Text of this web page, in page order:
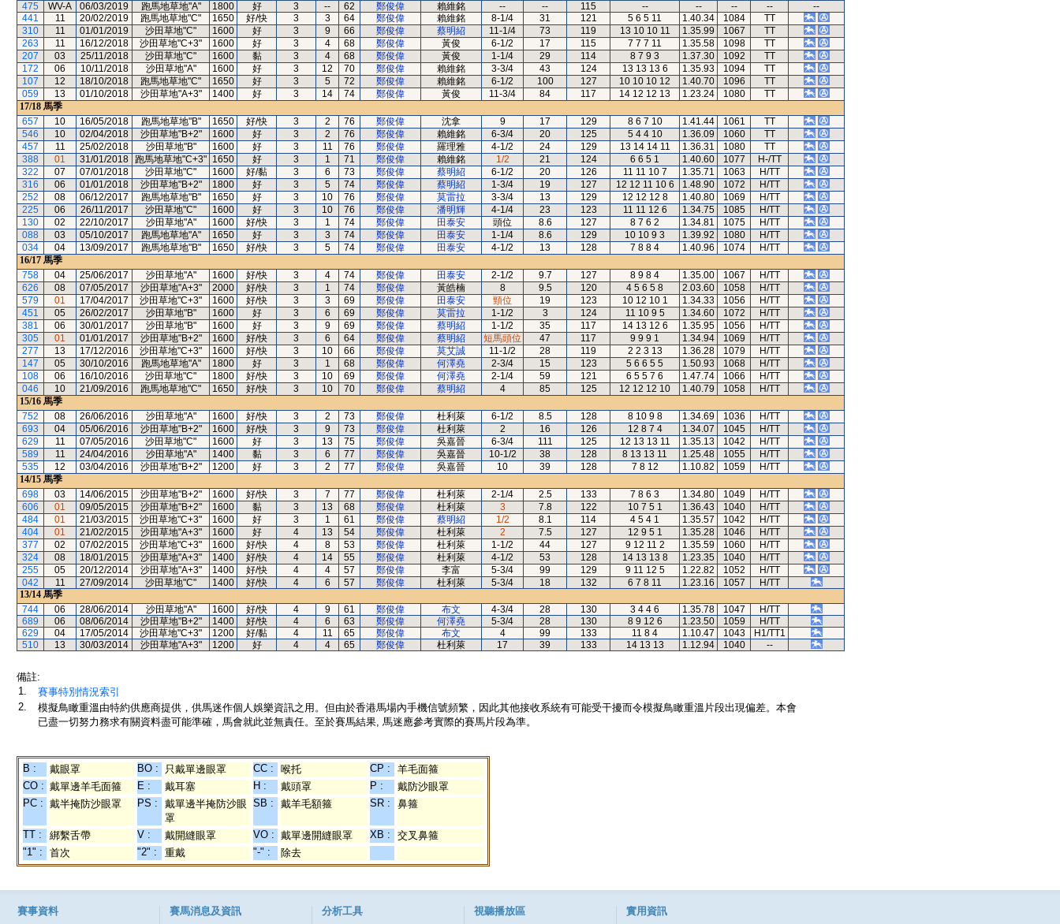
475
WV-A 06/03/2019 跑馬地草地"A" 1800 好 3 -- 62 鄭俊偉 賴維銘 -- -- 115 -- -- -- --
--
441
11 20/02/2019 跑馬地草地"C" 1650 好/快 3 3 64 鄭俊偉 賴維銘 8-1/4 31 121 5 6 5 11 1.40.34 1084
TT
310
11 01/01/2019 沙田草地"C" 1600 好 3 9 66 鄭俊偉 蔡明紹 11-1/4 73 119 13 10 10 11 1.35.99 1067
TT
263
11 16/12/2018 沙田草地"C+3" 1600 好 3 4 68 鄭俊偉 黃俊 6-1/2 17 115 7 7 7 11 1.35.58 1098
TT
207
03 25/11/2018 沙田草地"C" 1600 黏 3 4 68 鄭俊偉 黃俊 1-1/4 29 114 8 7 9 3 1.37.30 1092
TT
172
06 10/11/2018 沙田草地"A" 1600 好 3 12 70 鄭俊偉 賴維銘 3-3/4 43 124 13 13 13 6 1.35.93 1094
TT
107
12 18/10/2018 跑馬地草地"C" 1650 好 3 5 72 鄭俊偉 賴維銘 6-1/2 100 127 10 10 10 12 1.40.70 1096
TT
059
13 01/10/2018 沙田草地"A+3" 1400 好 3 14 74 鄭俊偉 黃俊 11-3/4 84 117 14 12 12 13 1.23.24 1080
TT
17/18 馬季
657
10 16/05/2018 跑馬地草地"B" 1650 好/快 3 2 76 鄭俊偉 沈拿 9 17 129 8 6 7 10 1.41.44 1061
TT
546
10 02/04/2018 沙田草地"B+2" 1600 好 3 2 76 鄭俊偉 賴維銘 6-3/4 20 125 5 4 4 10 1.36.09 1060
TT
457
11 25/02/2018 沙田草地"B" 1600 好 3 11 76 鄭俊偉 羅理雅 4-1/2 24 129 13 14 14 11 1.36.31 1080
TT
388
01 31/01/2018 跑馬地草地"C+3" 1650 好 3 1 71 鄭俊偉 賴維銘 1/2 21 124 6 6 5 1 1.40.60 1077
H-/TT
322
07 07/01/2018 沙田草地"C" 1600 好/黏 3 6 73 鄭俊偉 蔡明紹 6-1/2 20 126 11 11 10 7 1.35.71 1063
H/TT
316
06 01/01/2018 沙田草地"B+2" 1800 好 3 5 74 鄭俊偉 蔡明紹 1-3/4 19 127 12 12 11 10 6 1.48.90 1072
H/TT
252
08 06/12/2017 跑馬地草地"B" 1650 好 3 10 76 鄭俊偉 莫雷拉 3-3/4 13 129 12 12 12 8 1.40.80 1069
H/TT
225
06 26/11/2017 沙田草地"C" 1600 好 3 10 76 鄭俊偉 潘明輝 4-1/4 23 123 11 11 12 6 1.34.75 1085
H/TT
130
02 22/10/2017 沙田草地"A" 1600 好/快 3 1 74 鄭俊偉 田泰安 頭位 8.6 127 8 7 6 2 1.34.81 1075
H/TT
088
03 05/10/2017 跑馬地草地"A" 1650 好 3 3 74 鄭俊偉 田泰安 1-1/4 8.6 129 10 10 9 3 1.39.92 1080
H/TT
034
04 13/09/2017 跑馬地草地"B" 1650 好/快 3 5 74 鄭俊偉 田泰安 4-1/2 13 128 7 8 8 4 1.40.96 1074
H/TT
16/17 馬季
758
04 25/06/2017 沙田草地"A" 1600 好/快 3 4 74 鄭俊偉 田泰安 2-1/2 9.7 127 8 9 8 4 1.35.00 1067
H/TT
626
08 07/05/2017 沙田草地"A+3" 2000 好/快 3 1 74 鄭俊偉 黃皓楠 8 9.5 120 4 5 6 5 8 2.03.60 1058
H/TT
579
01 17/04/2017 沙田草地"C+3" 1600 好/快 3 3 69 鄭俊偉 田泰安 頸位 19 123 10 12 10 1 1.34.33 1056
H/TT
451
05 26/02/2017 沙田草地"B" 1600 好 3 6 69 鄭俊偉 莫雷拉 1-1/2 3 124 11 10 9 5 1.34.60 1072
H/TT
381
06 30/01/2017 沙田草地"B" 1600 好 3 9 69 鄭俊偉 蔡明紹 1-1/2 35 117 14 13 12 6 1.35.95 1056
H/TT
305
01 01/01/2017 沙田草地"B+2" 1600 好/快 3 6 64 鄭俊偉 蔡明紹 短馬頭位 47 117 9 9 9 1 1.34.94 1069
H/TT
277
13 17/12/2016 沙田草地"C+3" 1600 好/快 3 10 66 鄭俊偉 莫艾誠 11-1/2 28 119 2 2 3 13 1.36.28 1079
H/TT
147
05 30/10/2016 跑馬地草地"A" 1800 好 3 1 68 鄭俊偉 何澤堯 2-3/4 15 123 5 6 6 5 5 1.50.93 1068
H/TT
108
06 16/10/2016 沙田草地"C" 1800 好/快 3 10 69 鄭俊偉 何澤堯 2-1/4 59 121 6 5 5 7 6 1.47.74 1066
H/TT
046
10 21/09/2016 跑馬地草地"C" 1650 好/快 3 10 70 鄭俊偉 蔡明紹 4 85 125 12 12 12 10 1.40.79 1058
H/TT
15/16 馬季
752
08 26/06/2016 沙田草地"A" 1600 好/快 3 2 73 鄭俊偉 杜利萊 6-1/2 8.5 128 8 10 9 8 1.34.69 1036
H/TT
693
04 05/06/2016 沙田草地"B+2" 1600 好/快 3 9 73 鄭俊偉 杜利萊 2 16 126 12 8 7 4 1.34.07 1045
H/TT
629
11 07/05/2016 沙田草地"C" 1600 好 3 13 75 鄭俊偉 吳嘉晉 6-3/4 111 125 12 13 13 11 1.35.13 1042
H/TT
589
11 24/04/2016 沙田草地"A" 1400 黏 3 6 77 鄭俊偉 吳嘉晉 10-1/2 38 128 8 13 13 11 1.25.48 1055
H/TT
535
12 03/04/2016 沙田草地"B+2" 1200 好 3 2 77 鄭俊偉 吳嘉晉 10 39 128 7 8 12 1.10.82 1059
H/TT
14/15 馬季
698
03 14/06/2015 沙田草地"B+2" 1600 好/快 3 7 77 鄭俊偉 杜利萊 2-1/4 2.5 133 7 8 6 3 1.34.80 1049
H/TT
606
01 09/05/2015 沙田草地"B+2" 1600 黏 3 13 68 鄭俊偉 杜利萊 3 7.8 122 10 7 5 1 1.36.43 1040
H/TT
484
01 21/03/2015 沙田草地"C+3" 1600 好 3 1 61 鄭俊偉 蔡明紹 1/2 8.1 114 4 5 4 1 1.35.57 1042
H/TT
404
01 21/02/2015 沙田草地"A+3" 1600 好 4 13 54 鄭俊偉 杜利萊 2 7.5 127 12 9 5 1 1.35.28 1046
H/TT
377
02 07/02/2015 沙田草地"C+3" 1600 好/快 4 8 53 鄭俊偉 杜利萊 1-1/2 44 127 9 12 11 2 1.35.59 1060
H/TT
324
08 18/01/2015 沙田草地"A+3" 1400 好/快 4 14 55 鄭俊偉 杜利萊 4-1/2 53 128 14 13 13 8 1.23.35 1040
H/TT
255
05 20/12/2014 沙田草地"A+3" 1400 好/快 4 4 57 鄭俊偉 李富 5-3/4 99 129 9 11 12 5 1.22.82 1052
H/TT
042
11 27/09/2014 沙田草地"C" 1400 好/快 4 6 57 鄭俊偉 杜利萊 5-3/4 18 132 6 7 8 11 1.23.16 1057
H/TT
13/14 馬季
744
06 28/06/2014 沙田草地"A" 1600 好/快 4 9 61 鄭俊偉 布文 4-3/4 28 130 3 4 4 6 1.35.78 1047
H/TT
689
06 08/06/2014 沙田草地"B+2" 1400 好/快 4 6 63 鄭俊偉 何澤堯 5-3/4 28 130 8 9 12 6 1.23.50 1059
H/TT
629
04 17/05/2014 沙田草地"C+3" 1200 好/黏 4 11 65 鄭俊偉 布文 4 99 133 11 8 4 1.10.47 1043
H1/TT1
510
13 30/03/2014 沙田草地"A+3" 1200 好 4 4 65 鄭俊偉 杜利萊 17 39 133 14 13 13 1.12.94 1040 --
備註:
1.
賽事特別情況索引
2.
模擬鳥瞰重溫由特約供應商提供，供馬迷作個人娛樂資訊之用。但由於香港馬場內手機信號頻繁，因此其他接收系統有可能受干擾而令模擬鳥瞰重溫片段出現偏差。本會
已盡一切努力務求有關資料盡可能準確，馬會就此並無責任。至於賽馬結果, 馬迷應參考實際的賽馬片段為準。
B : 戴眼罩 BO : 只戴單邊眼罩 CC : 喉托 CP :
羊毛面箍
CO : 戴單邊羊毛面箍 E : 戴耳塞 H : 戴頭罩 P :
戴防沙眼罩
PC : 戴半掩防沙眼罩 PS :
戴單邊半掩防沙眼
罩
SB : 戴羊毛額箍 SR : 鼻箍
TT : 綁繫舌帶 V : 戴開縫眼罩 VO : 戴單邊開縫眼罩 XB :
交叉鼻箍
"1" :
首次 "2" : 重戴 "-" : 除去
賽事資料 賽馬消息及資訊 分析工具 視聽播放區 實用資訊